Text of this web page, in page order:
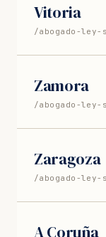
Vitoria
/abogado-
Zamora
/abogado-ley-
Zaragoza
/abogado-ley-
A Coruña